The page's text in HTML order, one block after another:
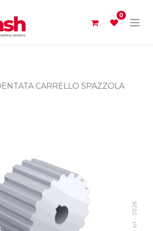
0
CARRELLO SPAZZOLA